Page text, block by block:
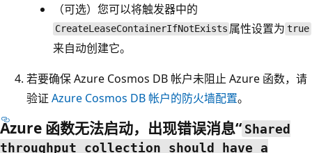
（可选）您可以将触发器中的
CreateLeaseContainerIfNotExists 属性设置为true
来自动创建它。
若要确保 Azure Cosmos DB 帐户未阻止 Azure 函数，请
验证 Azure Cosmos DB 帐户的防火墙配置。
Azure 函数无法启动，出现错误消息“ Shared
throughput collection should have a